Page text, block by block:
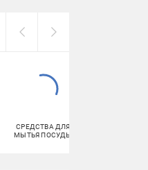
СРЕДСТВА ДЛЯ
МЫТЬЯ ПОСУДЫ